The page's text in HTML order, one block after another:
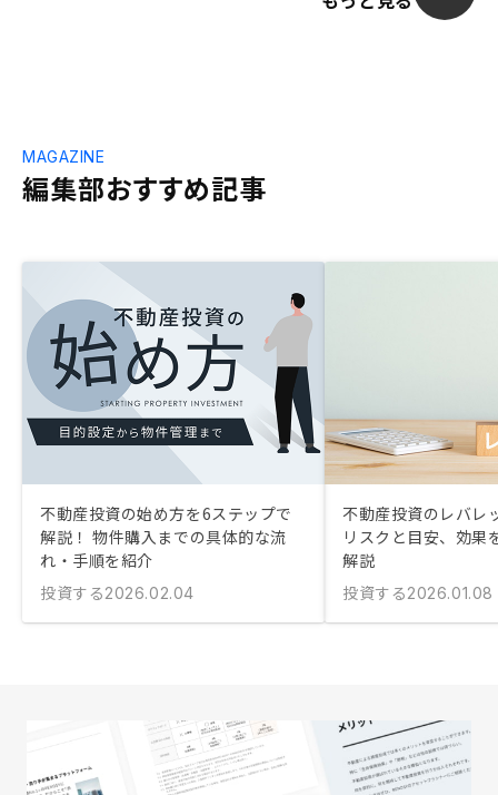
編集部おすすめ記事
MAGAZINE
不動産投資の始め方を6ステップで
解説！ 物件購入までの具体的な流
れ・手順を紹介
投資する2026.02.04
不動産投資のレバレ
リスクと目安、効果
解説
投資する2026.01.08